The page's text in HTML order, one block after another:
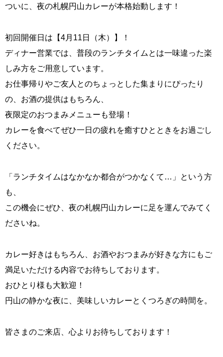
ついに、夜の札幌円山カレーが本格始動します！
初回開催日は【4月11日（木）】！
ディナー営業では、普段のランチタイムとは一味違った楽
しみ方をご用意しています。
お仕事帰りやご友人とのちょっとした集まりにぴったり
の、お酒の提供はもちろん、
夜限定のおつまみメニューも登場！
カレーを食べてぜひ一日の疲れを癒すひとときをお過ごし
ください。
「ランチタイムはなかなか都合がつかなくて…」という方
も、
この機会にぜひ、夜の札幌円山カレーに足を運んでみてく
ださいね。
カレー好きはもちろん、お酒やおつまみが好きな方にもご
満足いただける内容でお待ちしております。
おひとり様も大歓迎！
円山の静かな夜に、美味しいカレーとくつろぎの時間を。
皆さまのご来店、心よりお待ちしております！